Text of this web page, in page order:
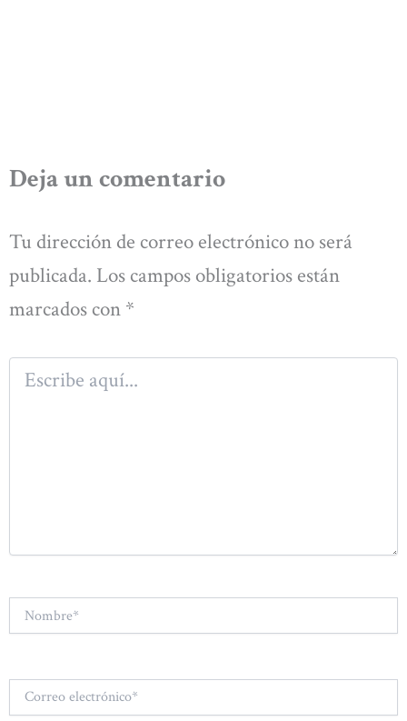
Deja un comentario
Tu dirección de correo electrónico no será
publicada. Los campos obligatorios están
marcados con *
Escribe
aquí...
Correo
electrónico*